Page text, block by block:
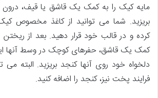
مایه کیک را به کمک یک قاشق یا قیف، درون
بریزید. شما می­ توانید از کاغذ مخصوص
کرده و در قالب خود قرار دهید. بعد از ریختن
کمک یک قاشق، حفره­ای کوچک در وسط آن­ها
دلخواه خود روی آن­ها کنجد بریزید. البته
فرایند پخت نیز، کنجد را اضافه کنید.